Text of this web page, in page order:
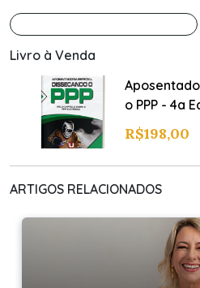
Livro à Venda
o PPP - 4a
R$198,00
ARTIGOS RELACIONADOS